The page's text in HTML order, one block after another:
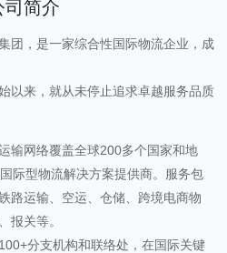
司简介
团，是一家综合性国际物流企业，成
以来，就从未停止追求卓越服务品质
输网络覆盖全球200多个国家和地
际型物流解决方案提供商。服务包
路运输、空运、仓储、跨境电商物
报关等。
分支机构和联络处，在国际关键